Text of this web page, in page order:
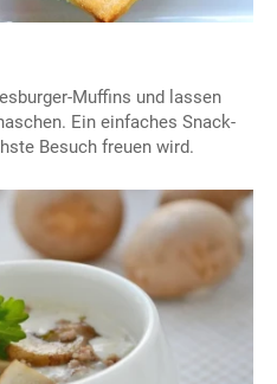
Muffins und lassen
Ein einfaches Snack-
Besuch freuen wird.